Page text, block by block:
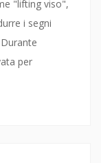
"lifting viso",
i segni
per